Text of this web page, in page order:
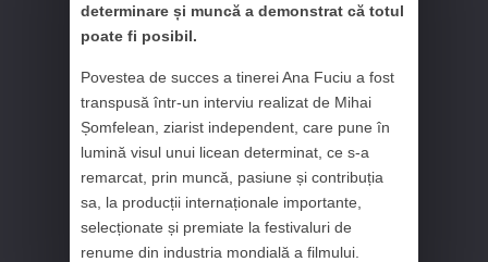
determinare și muncă a demonstrat că totul
poate fi posibil.
Povestea de succes a tinerei Ana Fuciu a fost
transpusă într-un interviu realizat de Mihai
Șomfelean, ziarist independent, care pune în
lumină visul unui licean determinat, ce s-a
remarcat, prin muncă, pasiune și contribuția
sa, la producții internaționale importante,
selecționate și premiate la festivaluri de
renume din industria mondială a filmului.